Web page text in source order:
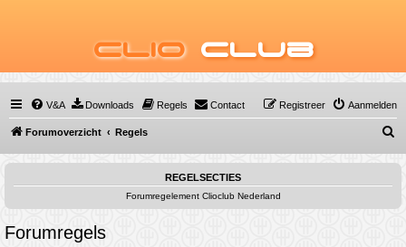
Clio Club
V&A Downloads Regels Contact Aanmelden
Registreer
Forumoverzicht Regels
o
REGELSECTIES
Forumregelement Clioclub Nederland
Forumregels